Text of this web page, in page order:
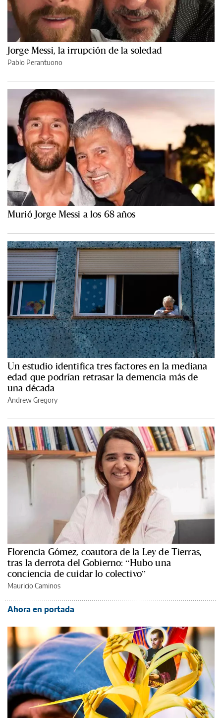
Jorge Messi, la irrupción de la soledad
Pablo Perantuono
Murió Jorge Messi a los 68 años
Un estudio identifica tres factores en la mediana
edad que podrían retrasar la demencia más de
una década
Andrew Gregory
Florencia Gómez, coautora de la Ley de Tierras,
tras la derrota del Gobierno: “Hubo una
conciencia de cuidar lo colectivo”
Mauricio Caminos
Ahora en portada